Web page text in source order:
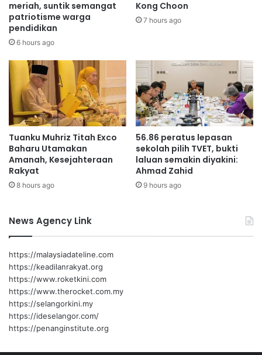
p
e
n
a
u
t
i
A
k
h
i
r
T
a
h
m
a
b
a
t
u
a
n
k
e
w
a
n
g
a
meriah, suntik semangat
patriotisme warga
pendidikan
6 hours ago
Kong Choon
7 hours ago
Tuanku Muhriz Titah Exco
Baharu Utamakan
Amanah, Kesejahteraan
Rakyat
8 hours ago
56.86 peratus lepasan
sekolah pilih TVET, bukti
laluan semakin diyakini:
Ahmad Zahid
9 hours ago
News Agency Link
https://malaysiadateline.com
https://keadilanrakyat.org
https://www.roketkini.com
https://www.therocket.com.my
https://selangorkini.my
https://ideselangor.com/
https://penanginstitute.org